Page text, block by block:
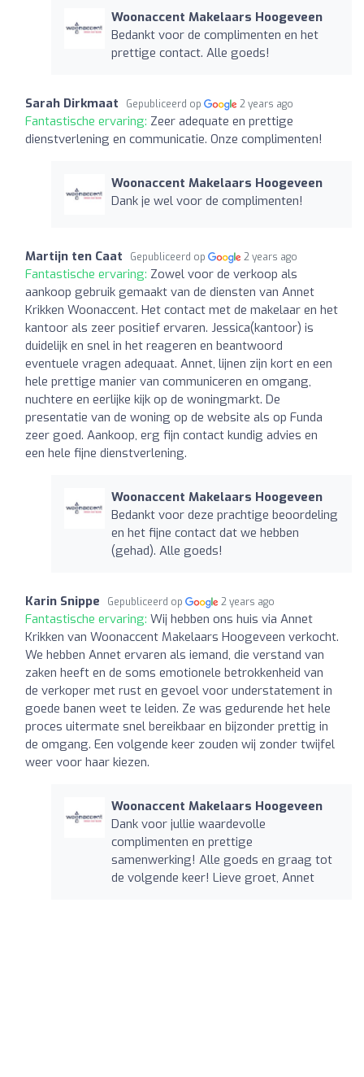
Woonaccent Makelaars Hoogeveen
Bedankt voor de complimenten en het
prettige contact. Alle goeds!
Sarah Dirkmaat Gepubliceerd op 2 years ago
Fantastische ervaring: Zeer adequate en prettige
dienstverlening en communicatie. Onze complimenten!
Woonaccent Makelaars Hoogeveen
Dank je wel voor de complimenten!
Martijn ten Caat Gepubliceerd op 2 years ago
Fantastische ervaring: Zowel voor de verkoop als
aankoop gebruik gemaakt van de diensten van Annet
Krikken Woonaccent. Het contact met de makelaar en het
kantoor als zeer positief ervaren. Jessica(kantoor) is
duidelijk en snel in het reageren en beantwoord
eventuele vragen adequaat. Annet, lijnen zijn kort en een
hele prettige manier van communiceren en omgang,
nuchtere en eerlijke kijk op de woningmarkt. De
presentatie van de woning op de website als op Funda
zeer goed. Aankoop, erg fijn contact kundig advies en
een hele fijne dienstverlening.
Woonaccent Makelaars Hoogeveen
Bedankt voor deze prachtige beoordeling
en het fijne contact dat we hebben
(gehad). Alle goeds!
Karin Snippe Gepubliceerd op 2 years ago
Fantastische ervaring: Wij hebben ons huis via Annet
Krikken van Woonaccent Makelaars Hoogeveen verkocht.
We hebben Annet ervaren als iemand, die verstand van
zaken heeft en de soms emotionele betrokkenheid van
de verkoper met rust en gevoel voor understatement in
goede banen weet te leiden. Ze was gedurende het hele
proces uitermate snel bereikbaar en bijzonder prettig in
de omgang. Een volgende keer zouden wij zonder twijfel
weer voor haar kiezen.
Woonaccent Makelaars Hoogeveen
Dank voor jullie waardevolle
complimenten en prettige
samenwerking! Alle goeds en graag tot
de volgende keer! Lieve groet, Annet